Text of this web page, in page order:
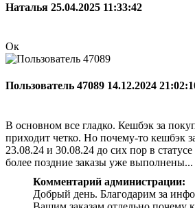
Наталья 25.04.2025 11:33:42
Ок
Пользователь 47089 14.12.2024
В основном все гладко. Кешбэк за
приходит четко. Но почему-то кешбэк
23.08.24 и 30.08.24 до сих пор в
более поздние заказы уже выполнены...
Комментарий администрации:
Добрый день. Благодарим за